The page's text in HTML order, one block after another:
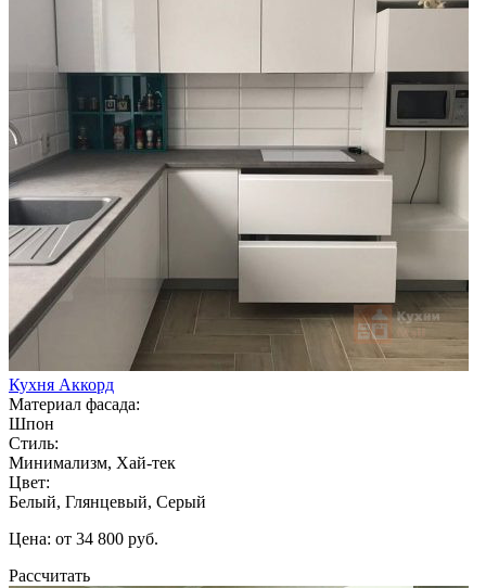
Кухня Аккорд
Материал фасада:
Шпон
Стиль:
Минимализм, Хай-тек
Цвет:
Белый, Глянцевый, Серый
Цена: от 34 800 руб.
Рассчитать